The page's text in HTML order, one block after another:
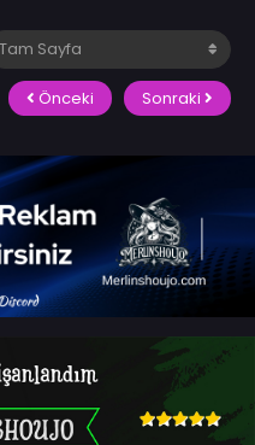
Önceki Sonraki